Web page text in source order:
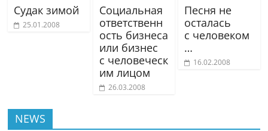
Судак зимой
25.01.2008
Социальная
ответственн
ость бизнеса
или бизнес
с человеческ
им лицом
26.03.2008
Песня не
осталась
с человеком
…
16.02.2008
NEWS